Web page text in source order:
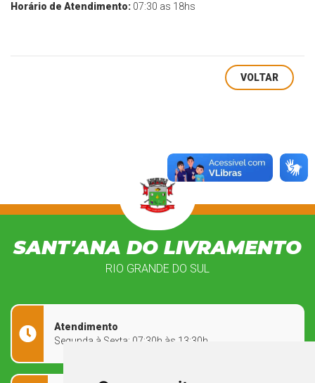
Horário de Atendimento: 07:30 as 18hs
VOLTAR
SANT'ANA DO LIVRAMENTO
RIO GRANDE DO SUL
Atendimento
Segunda à Sexta: 07:30h às 13:30h